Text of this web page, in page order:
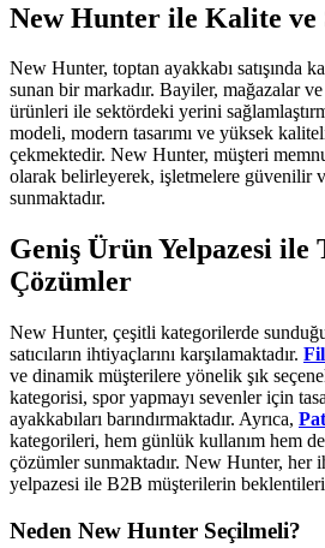
New Hunter ile Kalite ve
New Hunter, toptan ayakkabı satışında
sunan bir markadır. Bayiler, mağazalar ve
ürünleri ile sektördeki yerini
modeli, modern tasarımı ve yüksek
çekmektedir. New Hunter, müşteri
olarak belirleyerek, işletmelere güvenilir
sunmaktadır.
Geniş Ürün Yelpazesi ile
Çözümler
New Hunter, çeşitli kategorilerde
satıcıların ihtiyaçlarını karşılamaktadır.
ve dinamik müşterilere yönelik şık
kategorisi, spor yapmayı sevenler için
ayakkabıları barındırmaktadır. Ayrıca,
kategorileri, hem günlük kullanım hem
çözümler sunmaktadır. New Hunter, her
yelpazesi ile B2B müşterilerin
Neden New Hunter Seçilmeli?